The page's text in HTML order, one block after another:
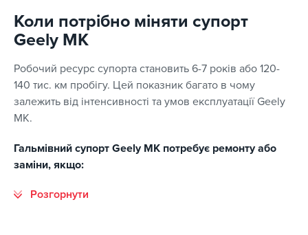
Коли потрібно міняти супорт
Geely MK
Робочий ресурс супорта становить 6-7 років або 120-
140 тис. км пробігу. Цей показник багато в чому
залежить від інтенсивності та умов експлуатації Geely
MK.
Гальмівний супорт Geely MK потребує ремонту або
заміни, якщо: